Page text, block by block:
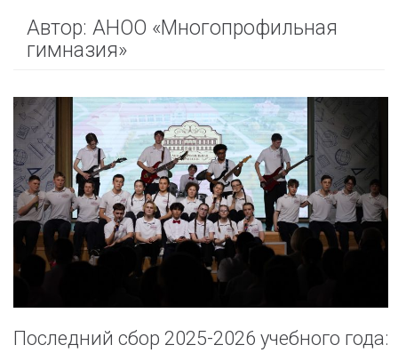
Автор: АНОО «Многопрофильная
гимназия»
Последний сбор 2025-2026 учебного года: